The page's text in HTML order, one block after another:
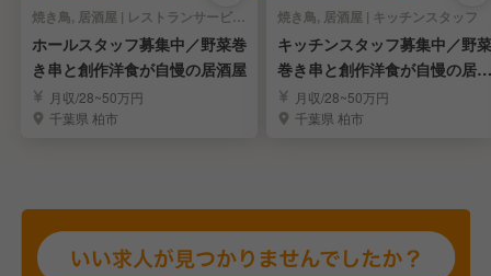
焼き鳥, 居酒屋 | レストランサービス・ホールスタッフ
ホールスタッフ募集中／野菜巻
き串と創作洋食が自慢の居酒屋
月収/28~50万円
千葉県 柏市
焼き鳥, 居酒屋 | キッチンスタッフ
キッチンスタッフ募集中／野菜
巻き串と創作洋食が自慢の居酒
屋 月収/28~50万円
千葉県 柏市